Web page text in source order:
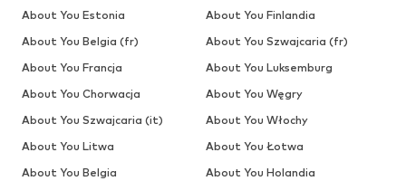
About You Estonia
About You Finlandia
About You Belgia (fr)
About You Szwajcaria (fr)
About You Francja
About You Luksemburg
About You Chorwacja
About You Węgry
About You Szwajcaria (it)
About You Włochy
About You Litwa
About You Łotwa
About You Belgia
About You Holandia